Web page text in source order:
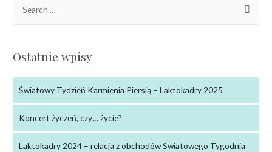
Ostatnie wpisy
Światowy Tydzień Karmienia Piersią – Laktokadry 2025
Koncert życzeń, czy… życie?
Laktokadry 2024 – relacja z obchodów Światowego Tygodnia